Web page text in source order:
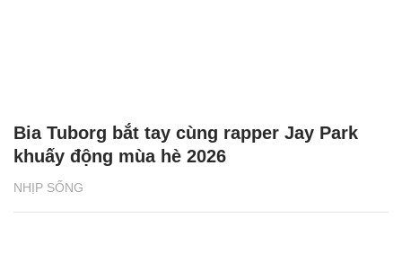
NHỊP SỐNG
Bia Tuborg bắt tay cùng rapper Jay Park
khuấy động mùa hè 2026